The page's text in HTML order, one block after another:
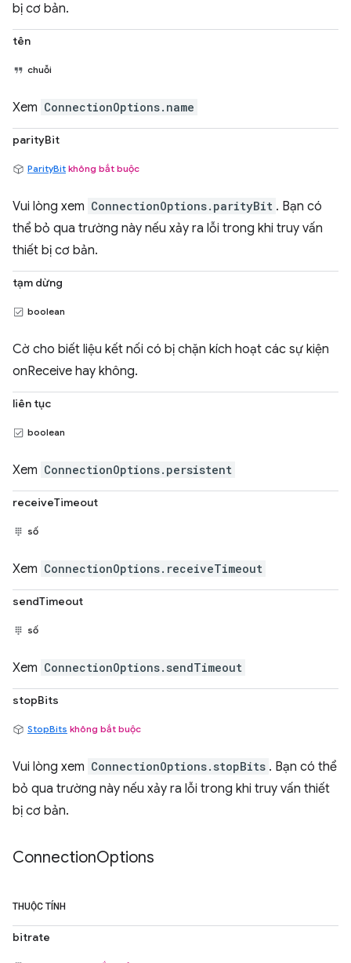
bị cơ bản.
tên
chuỗi
Xem ConnectionOptions.name
parityBit
ParityBit không bắt buộc
Vui lòng xem ConnectionOptions.parityBit . Bạn có
thể bỏ qua trường này nếu xảy ra lỗi trong khi truy vấn
thiết bị cơ bản.
tạm dừng
boolean
Cờ cho biết liệu kết nối có bị chặn kích hoạt các sự kiện
onReceive hay không.
liên tục
boolean
Xem ConnectionOptions.persistent
receiveTimeout
số
Xem ConnectionOptions.receiveTimeout
sendTimeout
số
Xem ConnectionOptions.sendTimeout
stopBits
StopBits không bắt buộc
Vui lòng xem ConnectionOptions.stopBits . Bạn có thể
bỏ qua trường này nếu xảy ra lỗi trong khi truy vấn thiết
bị cơ bản.
ConnectionOptions
THUỘC TÍNH
bitrate